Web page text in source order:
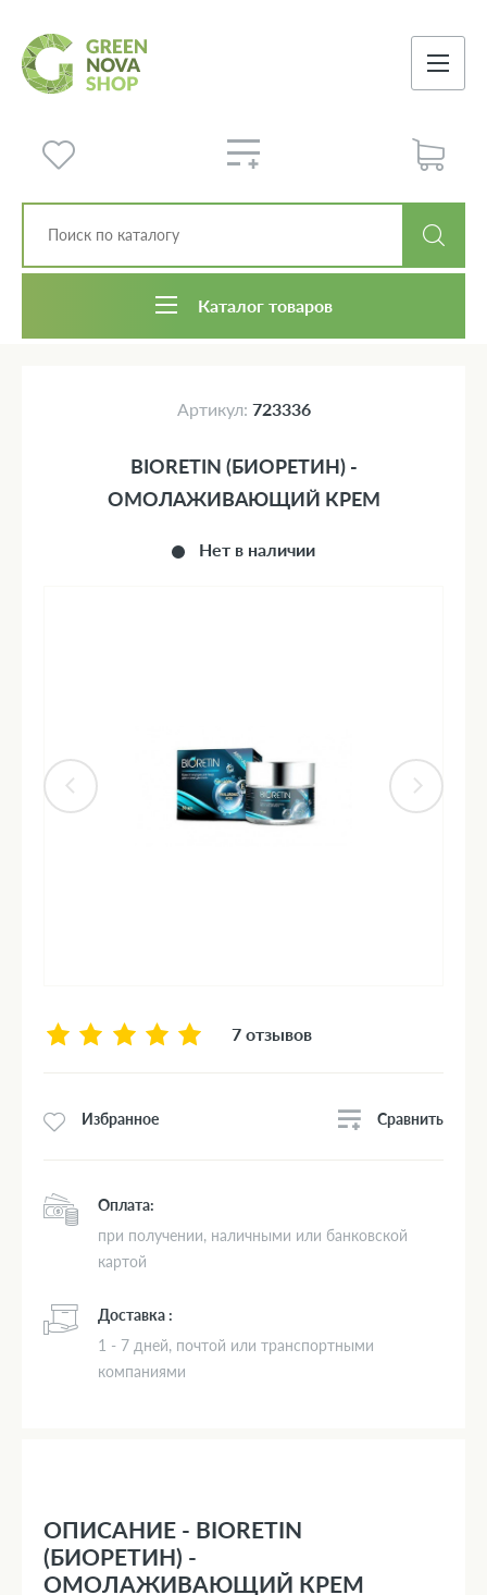
Каталог товаров
Артикул: 723336
Нет в наличии
BIORETIN (БИОРЕТИН) -
ОМОЛАЖИВАЮЩИЙ КРЕМ
7 отзывов
Избранное Сравнить
Оплата:
при получении, наличными или банковской
картой
Доставка :
1 - 7 дней, почтой или транспортными
компаниями
ОПИСАНИЕ - BIORETIN
(БИОРЕТИН) -
ОМОЛАЖИВАЮЩИЙ КРЕМ